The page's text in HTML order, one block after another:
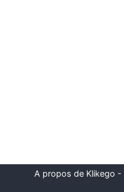
A propos de Klikego -